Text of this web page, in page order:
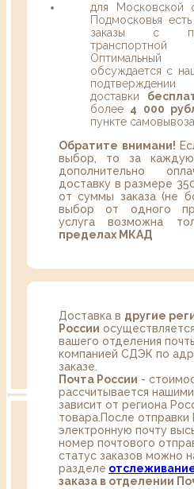
для Московской
Подмосковья
заказы с
Оптимальный
обсуждается с
доставки
более 4 000
пункте
Обратите внимани!
выбор, то за
дополнительно
доставку в размере
от суммы заказа (не
выбор от одного
услуга возможна
пределах МКАД
Доставка в другие
России
вашего отделения
компанией СДЭК по
заказе.
Почта России -
рассчитывается
зависит от региона
товара.После отправки
электронную почту
номер почтового
статус заказов можно
разделе
заказа в отделении